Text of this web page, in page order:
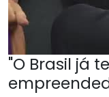
"O Brasil já